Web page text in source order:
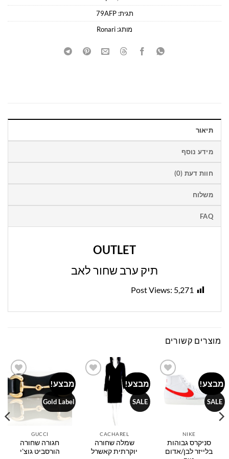
תגית:79AFP
מותג: Ronari
תיאור
מידע נוסף
חוות דעת (0)
משלוח
FAQ
OUTLET
תיק ערב שחור לאב
Post Views: 5,271
מוצרים קשורים
מבצע!
SALE
Add to
wishlist
NIKE
סניקרס גבוהות
בלייזר לבן/אדום
מבצע!
SALE
CACHAREL
שמלה שחורה
יוקרתית קאשרל
מבצע!
Gold Label
Add to
wishlist
GUCCI
חגורה שחורה
הורסביט גוצ'י